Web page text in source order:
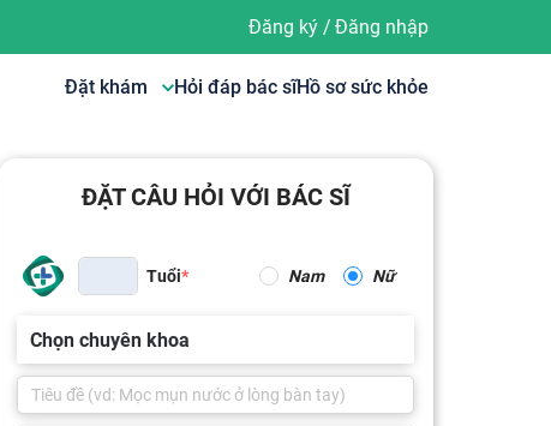
Đăng ký/ Đăng nhập
Đặt khám Hỏi đáp bác sĩHồ sơ sức khỏe
ĐẶT CÂU HỎI VỚI BÁC SĨ
Tuổi Nam Nữ
Chọn chuyên khoa